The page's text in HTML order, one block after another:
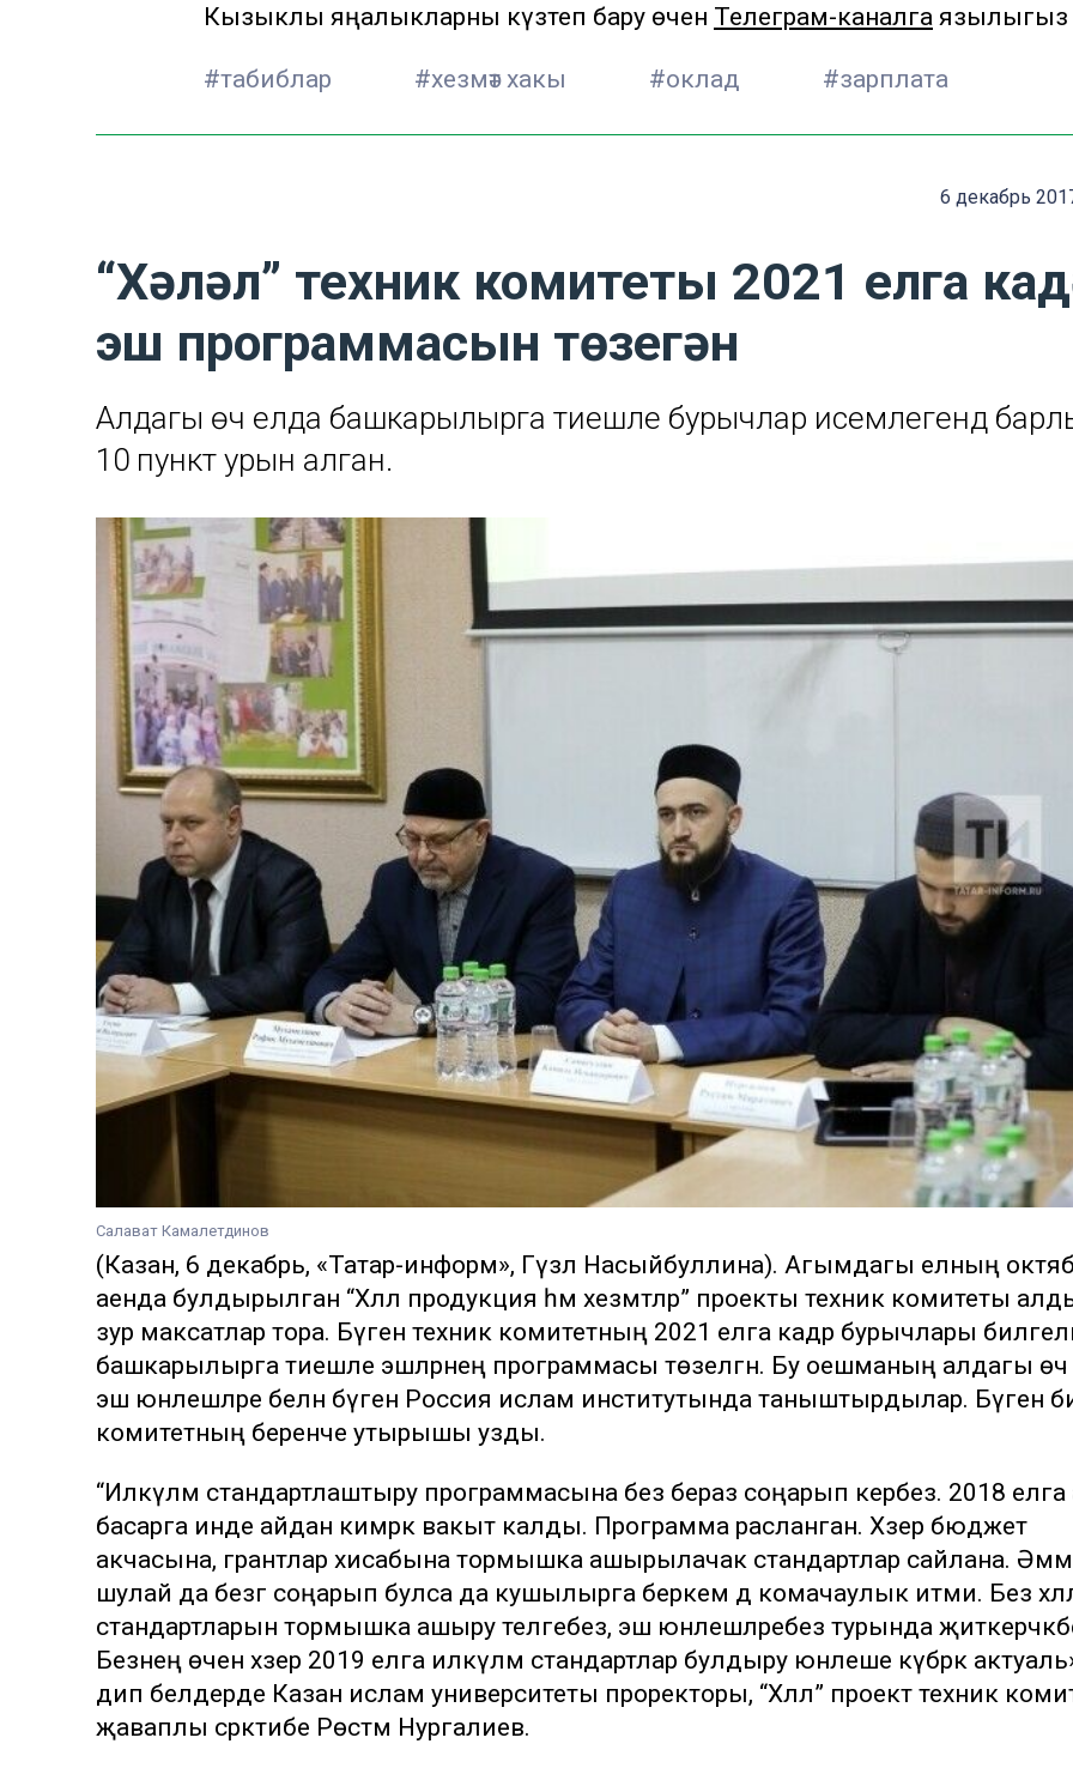
Кызыклы яңалыкларны күзәтеп бару өчен Телеграм-каналга язылыгыз
#табиблар #хезмәт хакы #оклад #зарплата
6 декабрь
“Хәләл” техник комитеты 2021 елга
эш программасын төзегән
Алдагы өч елда башкарылырга тиешле бурычлар исемлегендә
10 пункт урын алган.
Салават Камалетдинов
(Казан, 6 декабрь, «Татар-информ», Гүзәл Насыйбуллина). Агымдагы елның
аенда булдырылган “Хәләл продукция һәм хезмәтләр” проекты техник комитеты
зур максатлар тора. Бүген техник комитетның 2021 елга кадәр бурычлары
башкарылырга тиешле эшләрнең программасы төзелгән. Бу оешманың алдагы өч
эш юнәлешләре белән бүген Россия ислам институтында таныштырдылар. Бүген
комитетның беренче утырышы узды.
“Илкүләм стандартлаштыру программасына без бераз соңарып керәбез. 2018 елга
басарга инде айдан кимрәк вакыт калды. Программа расланган. Хәзер бюджет
акчасына, грантлар хисабына тормышка ашырылачак стандартлар сайлана.
шулай да безгә соңарып булса да кушылырга беркем дә комачаулык итми. Без
стандартларын тормышка ашыру теләгебез, эш юнәлешләребез турында
Безнең өчен хәзер 2019 елга илкүләм стандартлар булдыру юнәлеше күбрәк
дип белдерде Казан ислам университеты проректоры, “Хәләл” проект техник
җаваплы сәркәтибе Рөстәм Нургалиев.